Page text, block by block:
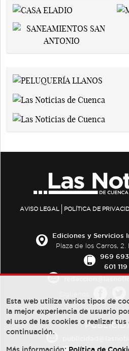
AVISO LEGAL POLÍTICA DE
Ediciones y Servicios
Plaza de los Carros, 2.
969
601 119
Esta web utiliza varios tipos de
la mejor experiencia de usuario
el uso de las cookies o realizar
continuación.